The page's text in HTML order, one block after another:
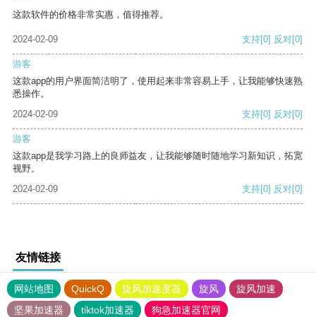
这款软件的价格非常实惠，值得推荐。
2024-02-09 支持[0] 反对[0]
游客
这款app的用户界面简洁明了，使用起来非常容易上手，让我能够快速熟
悉操作。
2024-02-09
支持[0] 反对[0]
游客
这款app是我学习路上的良师益友，让我能够随时随地学习新知识，拓宽
视野。
2024-02-09
支持[0] 反对[0]
友情链接
网站地图 QuickQ 旋风加速度器 旋风
旋风加速
坚果加速器
tiktok加速器
狗急加速器官网